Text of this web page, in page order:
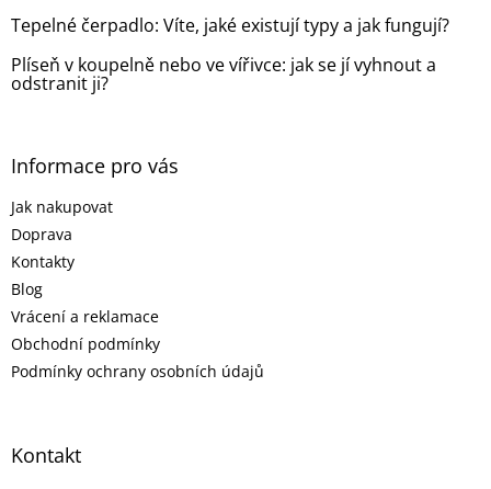
Tepelné čerpadlo: Víte, jaké existují typy a jak fungují?
Plíseň v koupelně nebo ve vířivce: jak se jí vyhnout a
odstranit ji?
Informace pro vás
Jak nakupovat
Doprava
Kontakty
Blog
Vrácení a reklamace
Obchodní podmínky
Podmínky ochrany osobních údajů
Kontakt